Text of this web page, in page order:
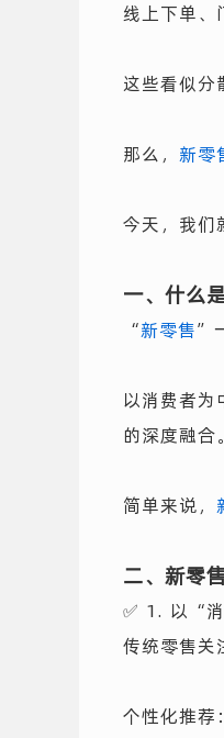
线上下单
这些看似
那么， 新零
今天，我们
一、什么
“新零售”
以消费者
的深度融合。
简单来说，
二、新零
✅ 1. 以“
传统零售
个性化推荐